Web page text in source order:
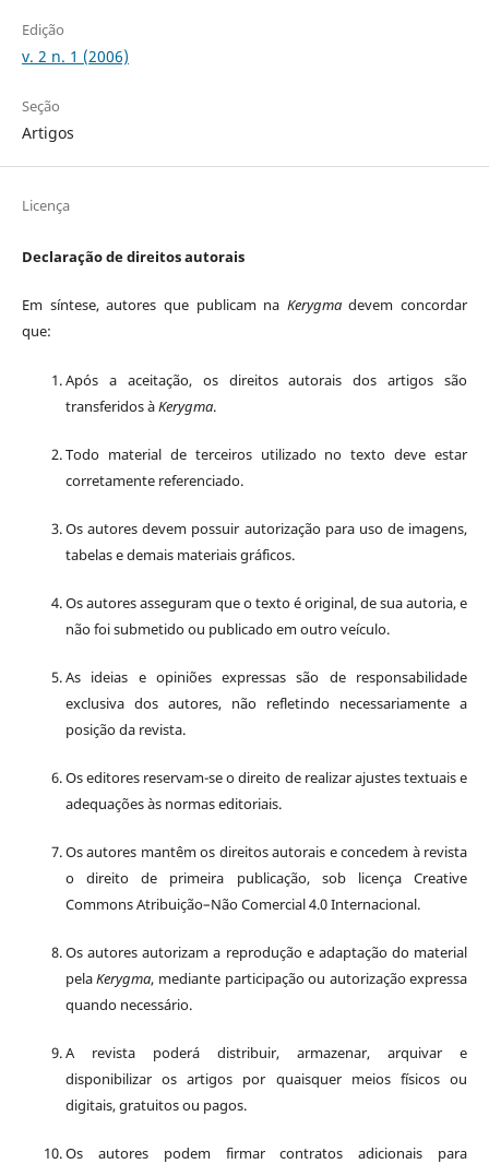
Edição
v. 2 n. 1 (2006)
Seção
Artigos
Licença
Declaração de direitos autorais
Em síntese, autores que publicam na Kerygmadevem concordar
que:
Após a aceitação, os direitos autorais dos artigos são
transferidos àKerygma.
Todo material de terceiros utilizado no texto deve estar
corretamente referenciado.
Os autores devem possuir autorização para uso de imagens,
tabelas e demais materiais gráficos.
Os autores asseguram que o texto é original, de sua autoria, e
não foi submetido ou publicado em outro veículo.
As ideias e opiniões expressas são de responsabilidade
exclusiva dos autores, não refletindo necessariamente a
posição da revista.
Os editores reservam-se o direito de realizar ajustes textuais e
adequações às normas editoriais.
Os autores mantêm os direitos autorais e concedem à revista
o direito de primeira publicação, sob licença Creative
Commons Atribuição–Não Comercial 4.0 Internacional.
Os autores autorizam a reprodução e adaptação do material
pelaKerygma, mediante participação ou autorização expressa
quando necessário.
A revista poderá distribuir, armazenar, arquivar e
disponibilizar os artigos por quaisquer meios físicos ou
digitais, gratuitos ou pagos.
Os autores podem firmar contratos adicionais para